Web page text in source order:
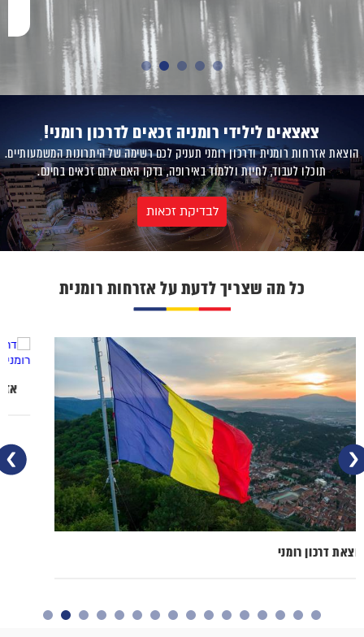
צאצאים לילידי רומניה זכאים לדרכון רומני!
הוצאת אזרחות רומנית ודרכון רומני תעניק לכם רשימה של היתרונות המשמעותיים.
תוכלו לעבוד, לחיות וללמוד באירופה, בדקו האם אתם זכאים בחינם.
לבדיקת זכאות
כל מה שצריך לדעת על אזרחות רומנית
הוצאת דרכון רומני